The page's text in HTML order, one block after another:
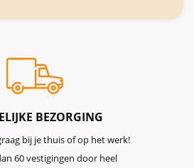
BEZORGING
bij je thuis of op het werk!
60 vestigingen door heel